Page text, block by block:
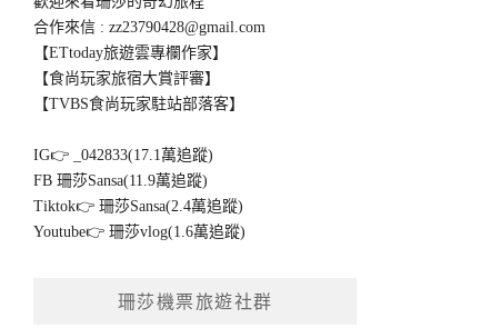
合作來信 :zz23790428@gmail.com
【ETtoday旅遊雲專欄作家】
【食尚玩家旅宿大賞評審】
【TVBS食尚玩家駐站部落客】
IG👉
_042833(17.1萬追蹤)
FB珊莎Sansa(11.9萬追蹤)
Tiktok👉珊莎Sansa(2.4萬追蹤)
Youtube👉珊莎vlog(1.6萬追蹤)
珊莎機票旅遊社群